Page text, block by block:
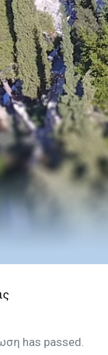
has passed.